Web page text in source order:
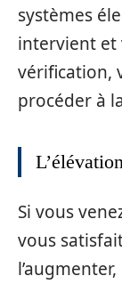
systèmes
intervient et
vérification,
procéder à
Si vous
vous